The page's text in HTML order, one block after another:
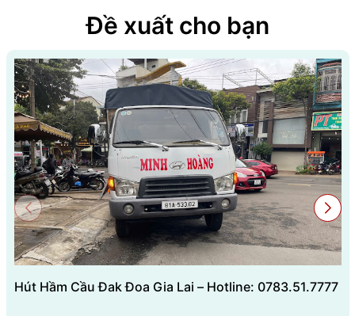
Đề xuất cho bạn
Hút Hầm Cầu Đak Đoa Gia Lai – Hotline: 0783.51.7777